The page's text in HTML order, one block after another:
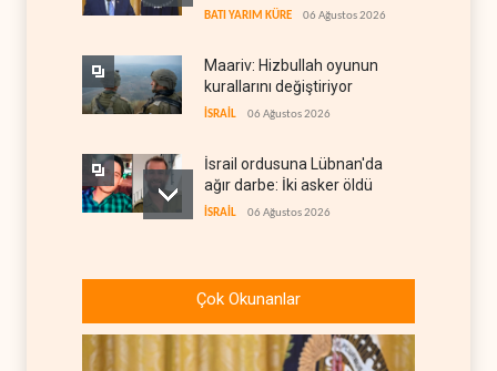
ABD seçimlerini riske atıyor
BATI YARIM KÜRE 06 Ağustos 2026
Maariv: Hizbullah oyunun
kurallarını değiştiriyor
İSRAİL 06 Ağustos 2026
İsrail ordusuna Lübnan'da
ağır darbe: İki asker öldü
İSRAİL 06 Ağustos 2026
güneyindeki Mansuri için
tahliye çağrısı
İran ile Umman, Hürmüz'de
Çok Okunanlar